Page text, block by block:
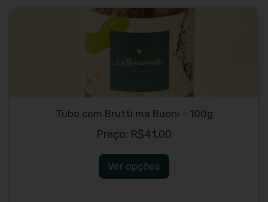
Tubo com Brutti ma Buoni – 100g
R$41,00
Ver opções